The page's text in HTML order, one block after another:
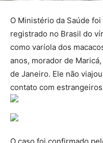
O Ministério da Saúde
registrado no Brasil do
como varíola dos
anos, morador de
de Janeiro. Ele não
contato com